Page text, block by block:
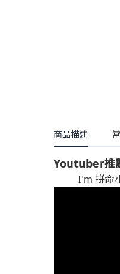
商品描述
Youtuber推
I'm 拼命